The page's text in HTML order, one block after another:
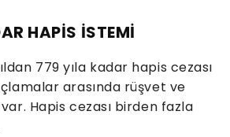
HAPİS İSTEMİ
779 yıla kadar hapis cezası
arasında rüşvet ve
var. Hapis cezası birden fazla